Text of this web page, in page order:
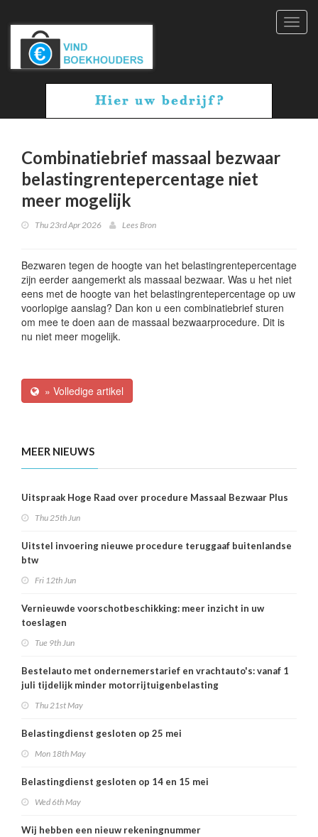
Combinatiebrief massaal bezwaar
belastingrentepercentage niet
meer mogelijk
Thu 23rd Apr 2026 Lees Bron
Bezwaren tegen de hoogte van het belastingrentepercentage
zijn eerder aangemerkt als massaal bezwaar. Was u het niet
eens met de hoogte van het belastingrentepercentage op uw
voorlopige aanslag? Dan kon u een combinatiebrief sturen
om mee te doen aan de massaal bezwaarprocedure. Dit is
nu niet meer mogelijk.
» Volledige artikel
MEER NIEUWS
Uitspraak Hoge Raad over procedure Massaal Bezwaar Plus
Thu 25th Jun
Uitstel invoering nieuwe procedure teruggaaf buitenlandse
btw
Fri 12th Jun
Vernieuwde voorschotbeschikking: meer inzicht in uw
toeslagen
Tue 9th Jun
Bestelauto met ondernemerstarief en vrachtauto's: vanaf 1
juli tijdelijk minder motorrijtuigenbelasting
Thu 21st May
Belastingdienst gesloten op 25 mei
Mon 18th May
Belastingdienst gesloten op 14 en 15 mei
Wed 6th May
Wij hebben een nieuw rekeningnummer